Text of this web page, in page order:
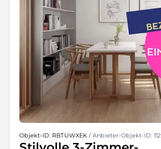
Objekt-ID: RBTUWXEK / Anbieter-Objekt-ID: 112